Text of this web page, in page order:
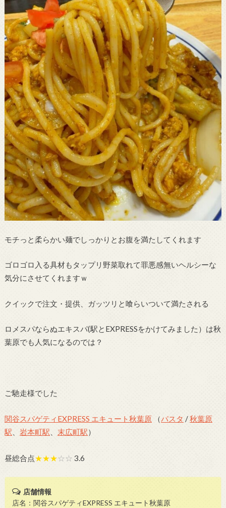
モチっと柔らかい麺でしっかりとお腹を満たしてくれます
ゴロゴロ入る具材もタップリ野菜取れて罪悪感無いヘルシーな
気分にさせてくれますｗ
クイックで注文・提供、ガッツリと喰らいついて満たされる
ロメスパならぬエキスパ(駅とEXPRESSをかけてみました）は秋
葉原でも人気になるのでは？
ご馳走様でした
関谷スパゲティEXPRESS エキュート秋葉原（パスタ /秋葉原
駅
岩本町駅 末広町駅）
昼総合点★★★☆☆ 3.6
店舗情報
店名：関谷スパゲティEXPRESS エキュート秋葉原